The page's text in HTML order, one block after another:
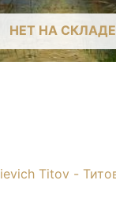
НЕТ НА СКЛАДЕ